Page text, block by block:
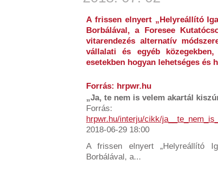
A frissen elnyert „Helyreállító
Borbálával, a Foresee
vitarendezés alternatív
vállalati és egyéb
esetekben hogyan lehetséges és
Forrás: hrpwr.hu
„Ja, te nem is velem akartál
Forrás:
hrpwr.hu/interju/cikk/
2018-06-29 18:00
A frissen elnyert „Helyreállító
Borbálával, a...